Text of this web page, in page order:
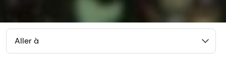
Aller à